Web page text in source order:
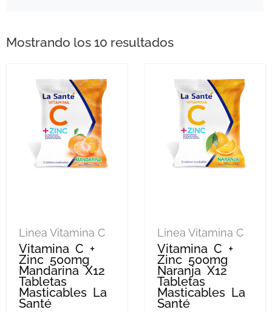
Mostrando los 10 resultados
Linea Vitamina C
Vitamina C +
Zinc 500mg
Mandarina X12
Tabletas
Masticables La
Santé
Linea Vitamina C
Vitamina C +
Zinc 500mg
Naranja X12
Tabletas
Masticables La
Santé